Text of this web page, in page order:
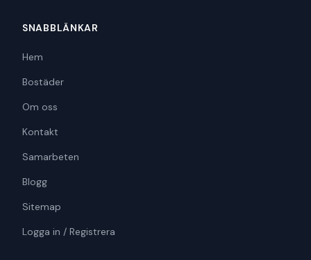
SNABBLÄNKAR
Hem
Bostäder
Om oss
Kontakt
Samarbeten
Blogg
Sitemap
Logga in / Registrera